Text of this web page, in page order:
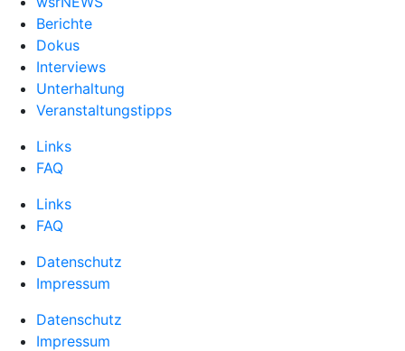
Berichte
Dokus
Interviews
Unterhaltung
Veranstaltungstipps
Links
FAQ
Links
FAQ
Datenschutz
Impressum
Datenschutz
Impressum